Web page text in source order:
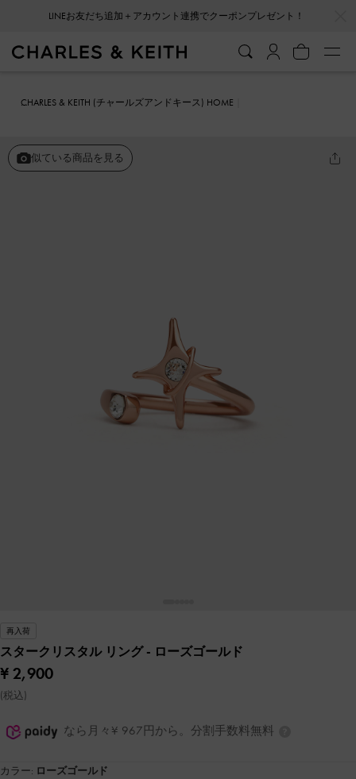
会員登録＋ニュースレター登録で10%OFFクーポンプレゼント！
CHARLES & KEITH (チャールズアンドキース) HOME
似ている商品を見る
再入荷
スタークリスタル リング- ローズゴールド
¥ 2,900
(税込)
なら月々¥ 967円から。分割手数料無料
カラー: ローズゴールド